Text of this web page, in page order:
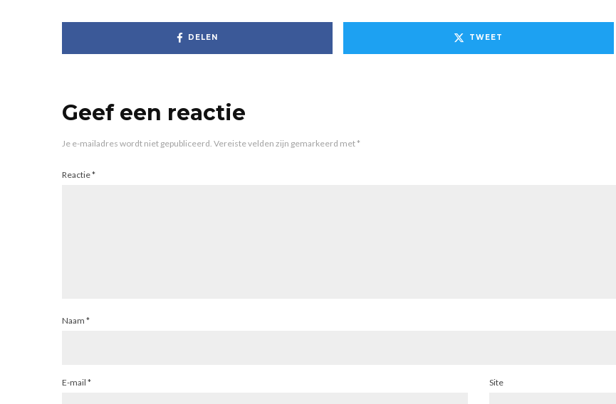
DELEN TWEET
Geef een reactie
Je e-mailadres wordt niet gepubliceerd. Vereiste velden zijn gemarkeerd met*
Reactie*
Naam *
E-mail * Site